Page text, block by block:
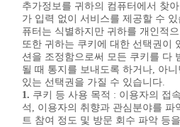
추가정보를 귀하의 컴퓨터에서 찾
가 입력 없이 서비스를 제공할 수
퓨터는 식별하지만 귀하를 개인적
또한 귀하는 쿠키에 대한 선택권이
션을 조정함으로써 모든 쿠키를 다
될 때 통지를 보내도록 하거나, 아
있는 선택권을 가질 수 있습니다.
1. 쿠키 등 사용 목적 : 이용자의 접
석, 이용자의 취향과 관심분야를 파
트 참여 정도 및 방문 회수 파악 등